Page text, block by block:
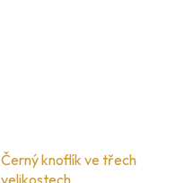
Černý knoflík ve třech